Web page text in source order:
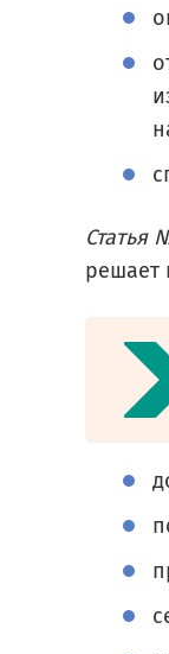
Статья
решает